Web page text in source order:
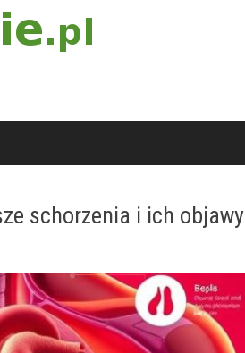
schorzenia i ich objawy